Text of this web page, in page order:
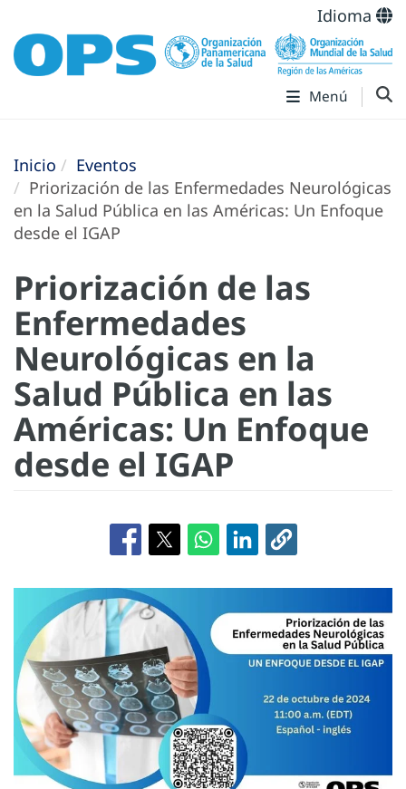
Idioma
Menú
Inicio
Eventos
Priorización de las Enfermedades Neurológicas
en la Salud Pública en las Américas: Un Enfoque
desde el IGAP
Priorización de las
Enfermedades
Neurológicas en la
Salud Pública en las
Américas: Un Enfoque
desde el IGAP